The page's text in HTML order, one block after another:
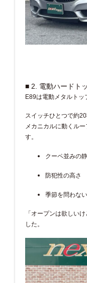
■ 2. 電動ハードト
E89は電動メタルトッ
スイッチひとつで約20
メカニカルに動くル
す。
クーペ並みの
防犯性の高さ
季節を問わな
「オープンは欲しい
した。